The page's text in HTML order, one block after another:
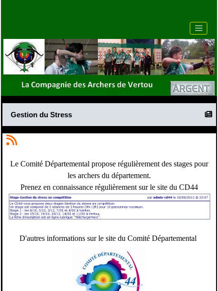
Gestion du Stress
Le Comité Départemental propose régulièrement des stages pour
les archers du département.
Prenez en connaissance régulièrement sur le site du CD44
D'autres informations sur le site du Comité Départemental